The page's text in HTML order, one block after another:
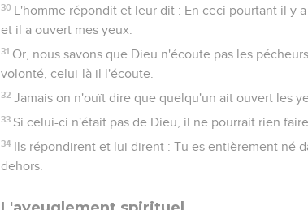
30 L'homme répondit et leur dit : En ceci pourtant il y
et il a ouvert mes yeux.
31 Or, nous savons que Dieu n'écoute pas les
volonté, celui-là il l'écoute.
32 Jamais on n'ouït dire que quelqu'un ait ouvert les
33 Si celui-ci n'était pas de Dieu, il ne pourrait rien faire.
34 Ils répondirent et lui dirent : Tu es entièrement né
dehors.